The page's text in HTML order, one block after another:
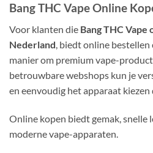
Bang THC Vape Online
Voor klanten die Bang THC
Nederland, biedt online bestellen
manier om premium vape-
betrouwbare webshops kun je
en eenvoudig het apparaat
Online kopen biedt gemak, snelle
moderne vape-apparaten.